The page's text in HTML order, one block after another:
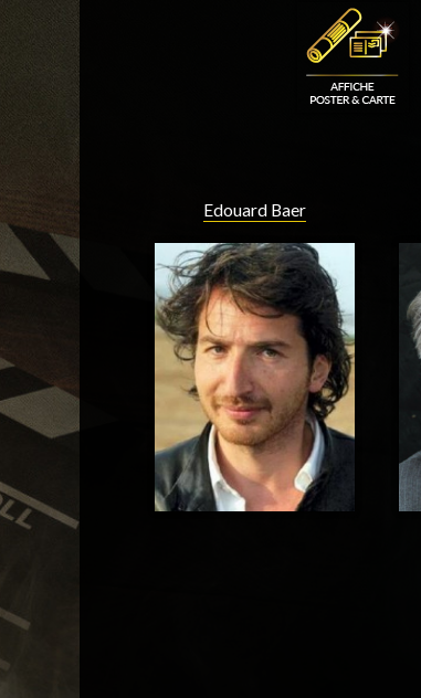
Edouard Baer